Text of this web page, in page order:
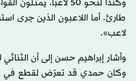
وكندا لنحو 50
طارئ. أما اللاعبون الذين جرى
لاعب».
وأشار إبراهيم حسن إلى أن
وكان حمدي قد تعرّض لقطع في